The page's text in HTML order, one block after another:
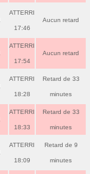
ATTERRI
17:46
Aucun retard
ATTERRI
17:54
Aucun retard
ATTERRI
18:28
Retard de 33
minutes
ATTERRI
18:33
Retard de 33
minutes
ATTERRI
18:09
Retard de 9
minutes